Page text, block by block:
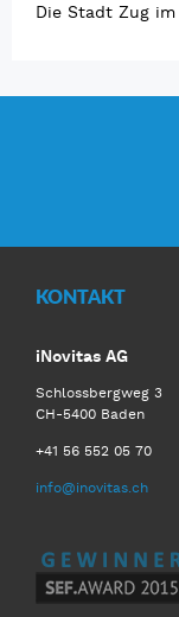
Die Stadt Zug
KONTAKT
iNovitas AG
Schlossbergweg 3
CH-5400 Baden
+41 56 552 05 70
info@inovitas.ch